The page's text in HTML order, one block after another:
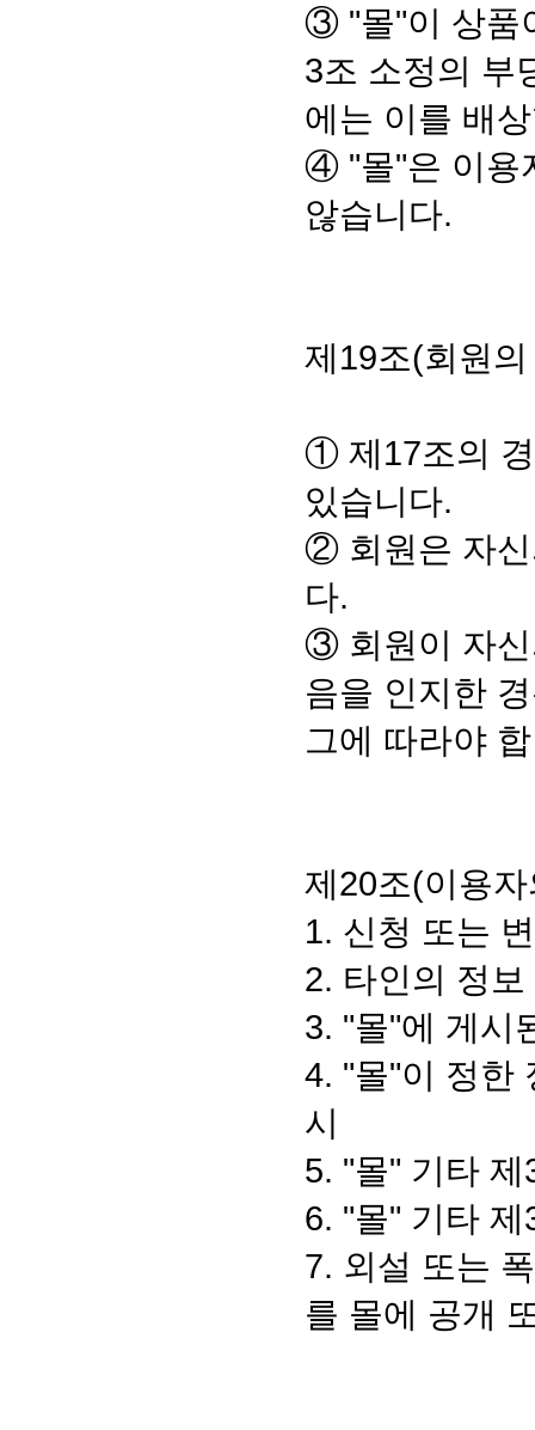
③ "몰"이 상품
3조 소정의 부
에는 이를 배
④ "몰"은 이용
않습니다.
제19조(회원
① 제17조의 경
있습니다.
② 회원은 자신
다.
③ 회원이 자신
음을 인지한
그에 따라야
제20조(이용
1. 신청 또는
2. 타인의 정보
3. "몰"에 게시
4. "몰"이 정한
시
5. "몰" 기타
6. "몰" 기타
7. 외설 또는
를 몰에 공개